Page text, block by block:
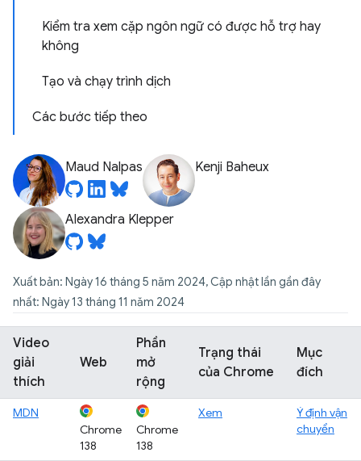
Kiểm tra xem cặp ngôn ngữ có được hỗ trợ hay
không
Tạo và chạy trình dịch
Các bước tiếp theo
Maud Nalpas Kenji Baheux
Alexandra Klepper
Xuất bản: Ngày 16 tháng 5 năm 2024, Cập nhật lần gần đây
nhất: Ngày 13 tháng 11 năm 2024
Video
giải
thích
Web
Phần
mở
rộng
Trạng thái
của Chrome
Mục
đích
MDN
Chrome
138
Chrome
138
Xem
Ý định vận
chuyển